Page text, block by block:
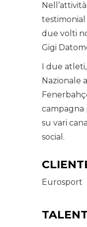
testimonial
due volti
Gigi
I due
Nazionale
campagna
su vari
social.
Eurosport
TALENT